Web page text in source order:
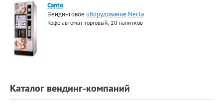
Canto
Вендинговое оборудование Necta
Кофе автомат торговый, 20 напитков
Каталог вендинг-компаний